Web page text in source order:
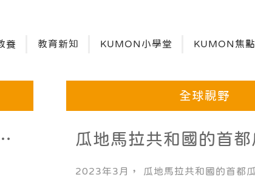
養 教育新知 KUMON小學堂 KUMON焦點
全球視野
瓜地馬拉共和國的首都
市開設了兩間KUMON
2023年3月， 瓜地馬拉共和國的首都